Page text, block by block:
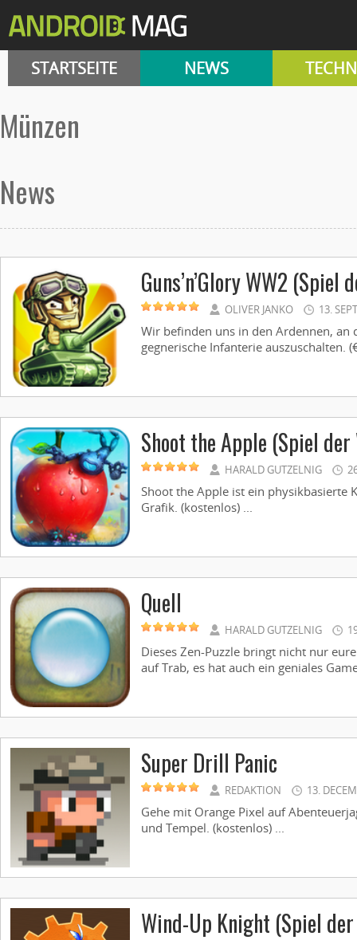
STARTSEITE NEWS
Münzen
News
Guns’n’Glory WW2 (Spiel
OLIVER JANKO 13.
Wir befinden uns in den Ardennen, an
gegnerische Infanterie auszuschalten.
Shoot the Apple (Spiel der
HARALD GUTZELNIG
Shoot the Apple ist ein physikbasierte
Grafik. (kostenlos) ...
Quell
HARALD GUTZELNIG
Dieses Zen-Puzzle bringt nicht nur
auf Trab, es hat auch ein geniales
Super Drill Panic
REDAKTION 13.
Gehe mit Orange Pixel auf
und Tempel. (kostenlos) ...
Wind-Up Knight (Spiel der